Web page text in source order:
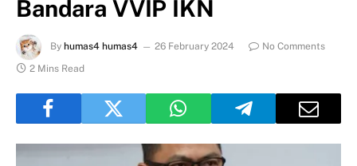
Bandara VVIP IKN
By humas4 humas4 26 February 2024
No Comments
2 Mins Read